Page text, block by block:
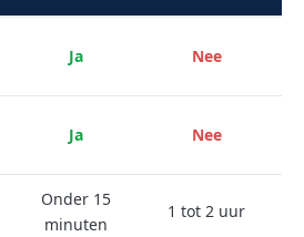
Ja Nee
Ja Nee
Onder 15
minuten
1 tot 2 uur